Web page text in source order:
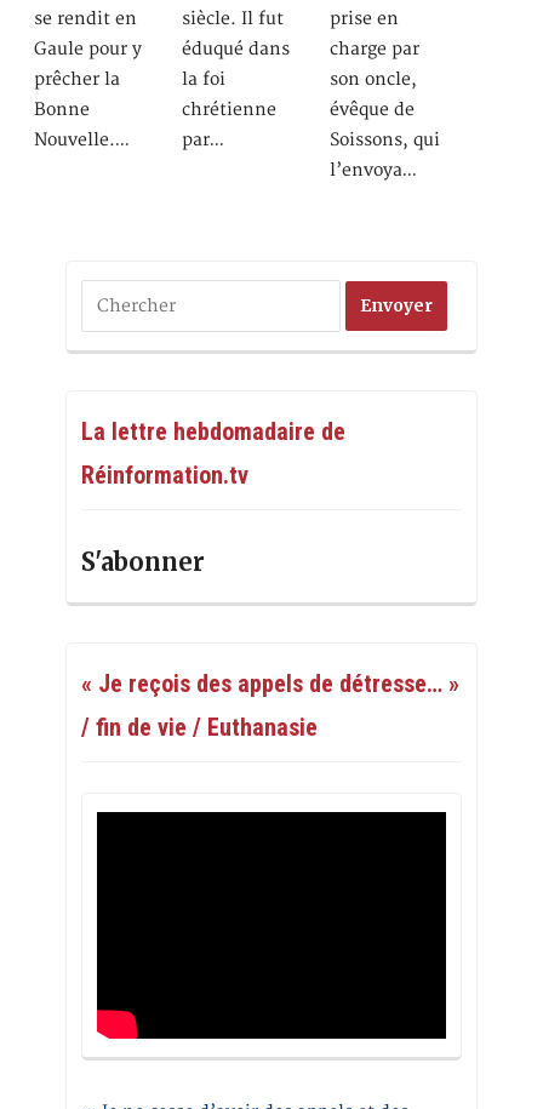
se rendit en
Gaule pour y
prêcher la
Bonne
Nouvelle.…
siècle. Il fut
éduqué dans
la foi
chrétienne
par…
prise en
charge par
son oncle,
évêque de
Soissons, qui
l’envoya…
La lettre hebdomadaire de
Réinformation.tv
S'abonner
« Je reçois des appels de détresse… »
/ fin de vie / Euthanasie